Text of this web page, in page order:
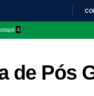
4
de Pós